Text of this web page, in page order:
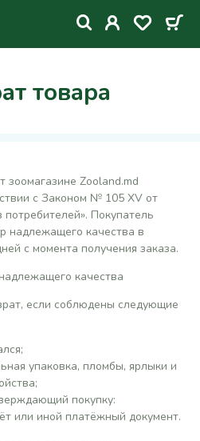
товара
зоомагазине Zooland.md
с Законом № 105 XV от
Покупатель
надлежащего качества в
с момента получения заказа.
качества
если соблюдены следующие
упаковка, пломбы, ярлыки и
покупку:
или иной платёжный документ.